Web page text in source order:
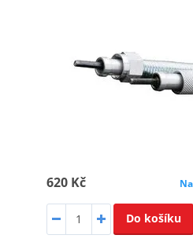
620 Kč
Do košíku